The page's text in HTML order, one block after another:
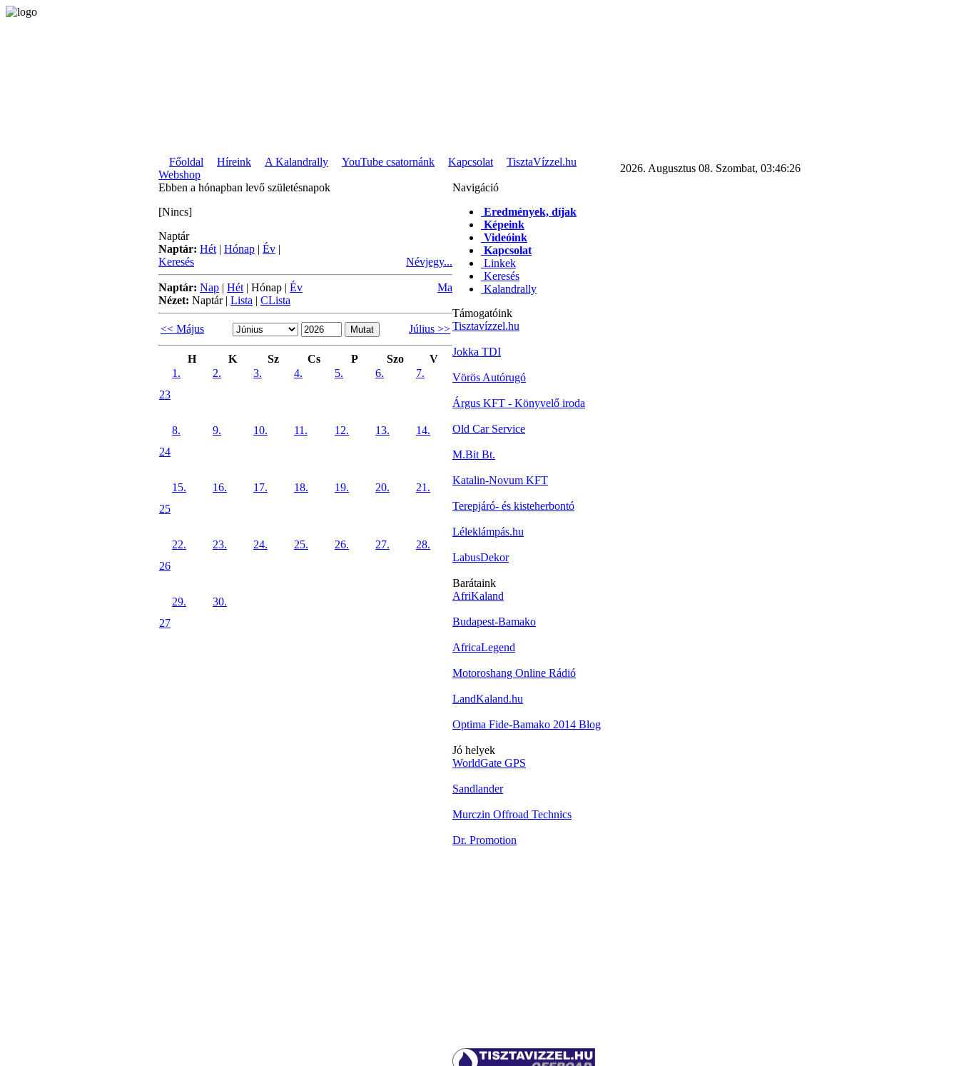
Főoldal Híreink A Kalandrally YouTube csatornánk Kapcsolat
TisztaVízzel.hu
Webshop
2026. Augusztus 08. Szombat, 03:46:26
Ebben a hónapban levő születésnapok
[Nincs]
Naptár
Naptár: Hét | Hónap | Év |
Keresés
Névjegy...
Naptár: Nap | Hét | Hónap | Év
Nézet: Naptár| Lista | CLista
Ma
<< Május Július >>
H K Sz Cs P Szo V
23
1. 2. 3. 4. 5. 6. 7.
24
8. 9. 10. 11. 12. 13. 14.
25
15. 16. 17. 18. 19. 20. 21.
26
22. 23. 24. 25. 26. 27. 28.
27
29. 30.
Navigáció
Eredmények, díjak
Képeink
Videóink
Kapcsolat
Linkek
Keresés
Kalandrally
Támogatóink
Tisztavízzel.hu
Jokka TDI
Vörös Autórugó
Árgus KFT - Könyvelő iroda
Old Car Service
M.Bit Bt.
Katalin-Novum KFT
Terepjáró- és kisteherbontó
Léleklámpás.hu
LabusDekor
Barátaink
AfriKaland
Budapest-Bamako
AfricaLegend
Motoroshang Online Rádió
LandKaland.hu
Optima Fide-Bamako 2014 Blog
Jó helyek
WorldGate GPS
Sandlander
Murczin Offroad Technics
Dr. Promotion